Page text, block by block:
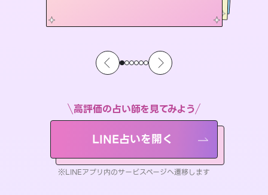
高評価の占い師を見てみよう
LINE占いを開く
※LINEアプリ内のサービスページへ遷移します